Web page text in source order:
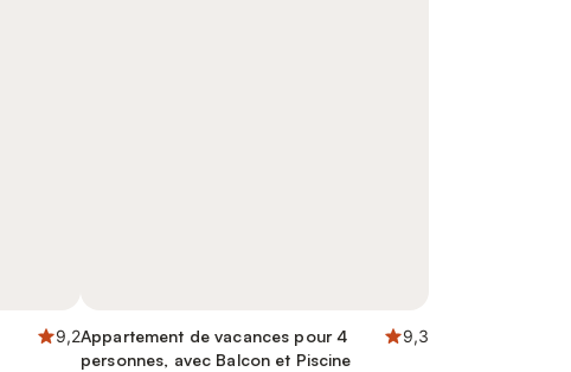
9,2Appartement de vacances pour 4
personnes, avec Balcon et Piscine
9,3